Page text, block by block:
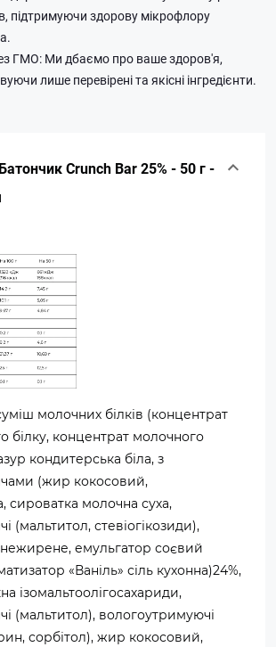
підтримуючи здорову мікрофлору
ГМО: Ми дбаємо про ваше здоров'я,
лише перевірені та якісні інгредієнти.
Crunch Bar 25% - 50 г -
молочних білків (концентрат
білку, концентрат молочного
кондитерська біла, з
(жир кокосовий,
сироватка молочна суха,
(мальтитол, стевіогікозиди),
емульгатор соєвий
«Ваніль» сіль кухонна)24%,
ізомальтоолігосахариди,
(мальтитол), вологоутримуючі
сорбітол), жир кокосовий,